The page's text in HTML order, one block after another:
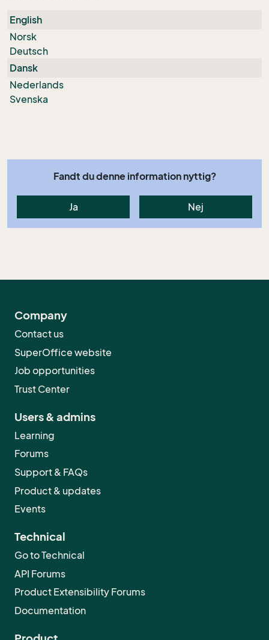
English
Norsk
Deutsch
Dansk
Nederlands
Svenska
Fandt du denne information nyttig?
Ja Nej
Company
Contact us
SuperOffice website
Job opportunities
Trust Center
Users & admins
Learning
Forums
Support & FAQs
Product & updates
Events
Technical
Go to Technical
API Forums
Product Extensibility Forums
Documentation